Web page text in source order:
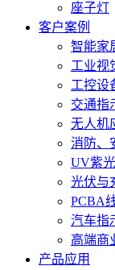
座子灯
客户案例
智能家
工业视
工控设
交通指
无人机
消防、
UV紫
光伏与
PCBA
汽车指
高端商
产品应用